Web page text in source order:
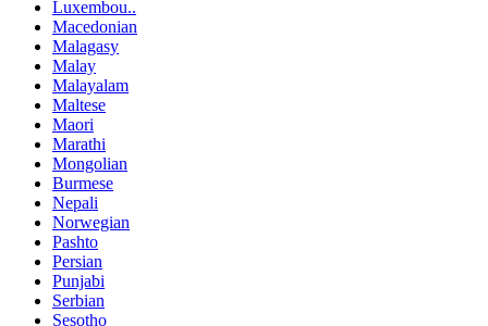
Luxembou..
Macedonian
Malagasy
Malay
Malayalam
Maltese
Maori
Marathi
Mongolian
Burmese
Nepali
Norwegian
Pashto
Persian
Punjabi
Serbian
Sesotho